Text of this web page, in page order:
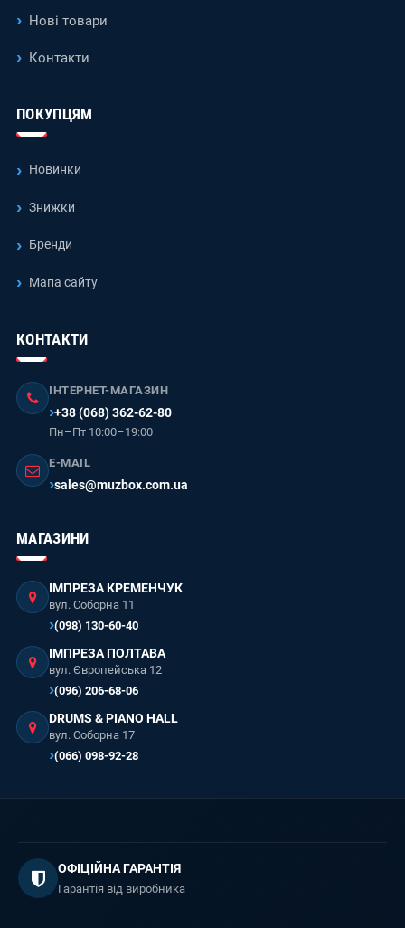
Нові товари
Контакти
ПОКУПЦЯМ
Новинки
Знижки
Бренди
Мапа сайту
КОНТАКТИ
ІНТЕРНЕТ-МАГАЗИН
+38 (068) 362-62-80
Пн–Пт 10:00–19:00
E-MAIL
sales@muzbox.com.ua
МАГАЗИНИ
ІМПРЕЗА КРЕМЕНЧУК
вул. Соборна 11
(098) 130-60-40
ІМПРЕЗА ПОЛТАВА
вул. Європейська 12
(096) 206-68-06
DRUMS & PIANO HALL
вул. Соборна 17
(066) 098-92-28
ОФІЦІЙНА ГАРАНТІЯ
Гарантія від виробника